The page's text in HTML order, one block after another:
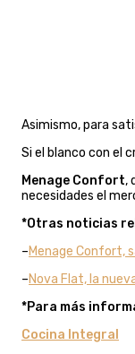
Asimismo, para
Si el blanco con el
Menage Confort,
necesidades el
*Otras noticias
–Menage Confort,
–Nova Flat, la
*Para más
Cocina Integral